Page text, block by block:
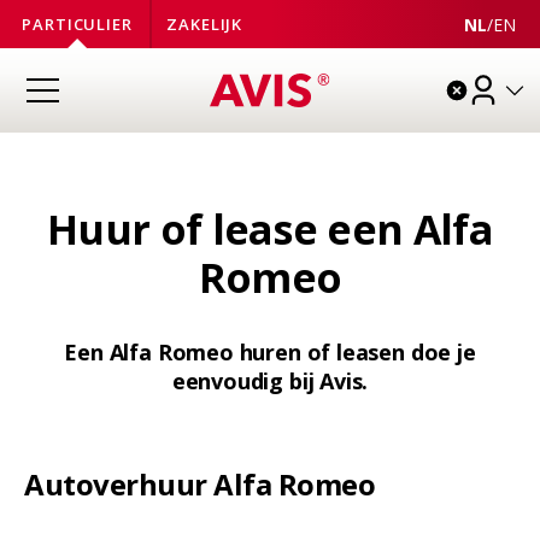
PARTICULIER ZAKELIJK NL/EN
Huur of lease een Alfa
Romeo
Een Alfa Romeo huren of leasen doe je
eenvoudig bij Avis.
Autoverhuur Alfa Romeo